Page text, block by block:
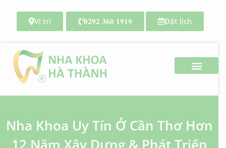
Vị trí 𝟎𝟐𝟗𝟐 𝟑𝟔𝟎 𝟏𝟗𝟏𝟗 Đặt lịch
Nha Khoa Uy Tín Ở Cần Thơ Hơn